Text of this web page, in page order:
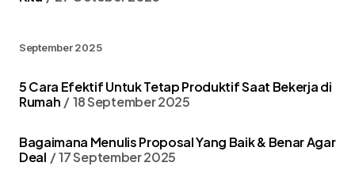
September 2025
5 Cara Efektif Untuk Tetap Produktif Saat Bekerja di
Rumah
18 September 2025
Bagaimana Menulis Proposal Yang Baik & Benar Agar
Deal
17 September 2025